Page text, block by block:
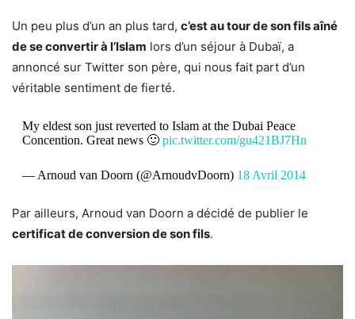
Un peu plus d’un an plus tard, c’est au tour de son fils aîné
de se convertir à l’Islam lors d’un séjour à Dubaï, a
annoncé sur Twitter son père, qui nous fait part d’un
véritable sentiment de fierté.
My eldest son just reverted to Islam at the Dubai Peace
Concention. Great news 🙂 pic.twitter.com/gu421BJ7Hn
— Arnoud van Doorn (@ArnoudvDoorn) 18 Avril 2014
Par ailleurs, Arnoud van Doorn a décidé de publier le
certificat de conversion de son fils.